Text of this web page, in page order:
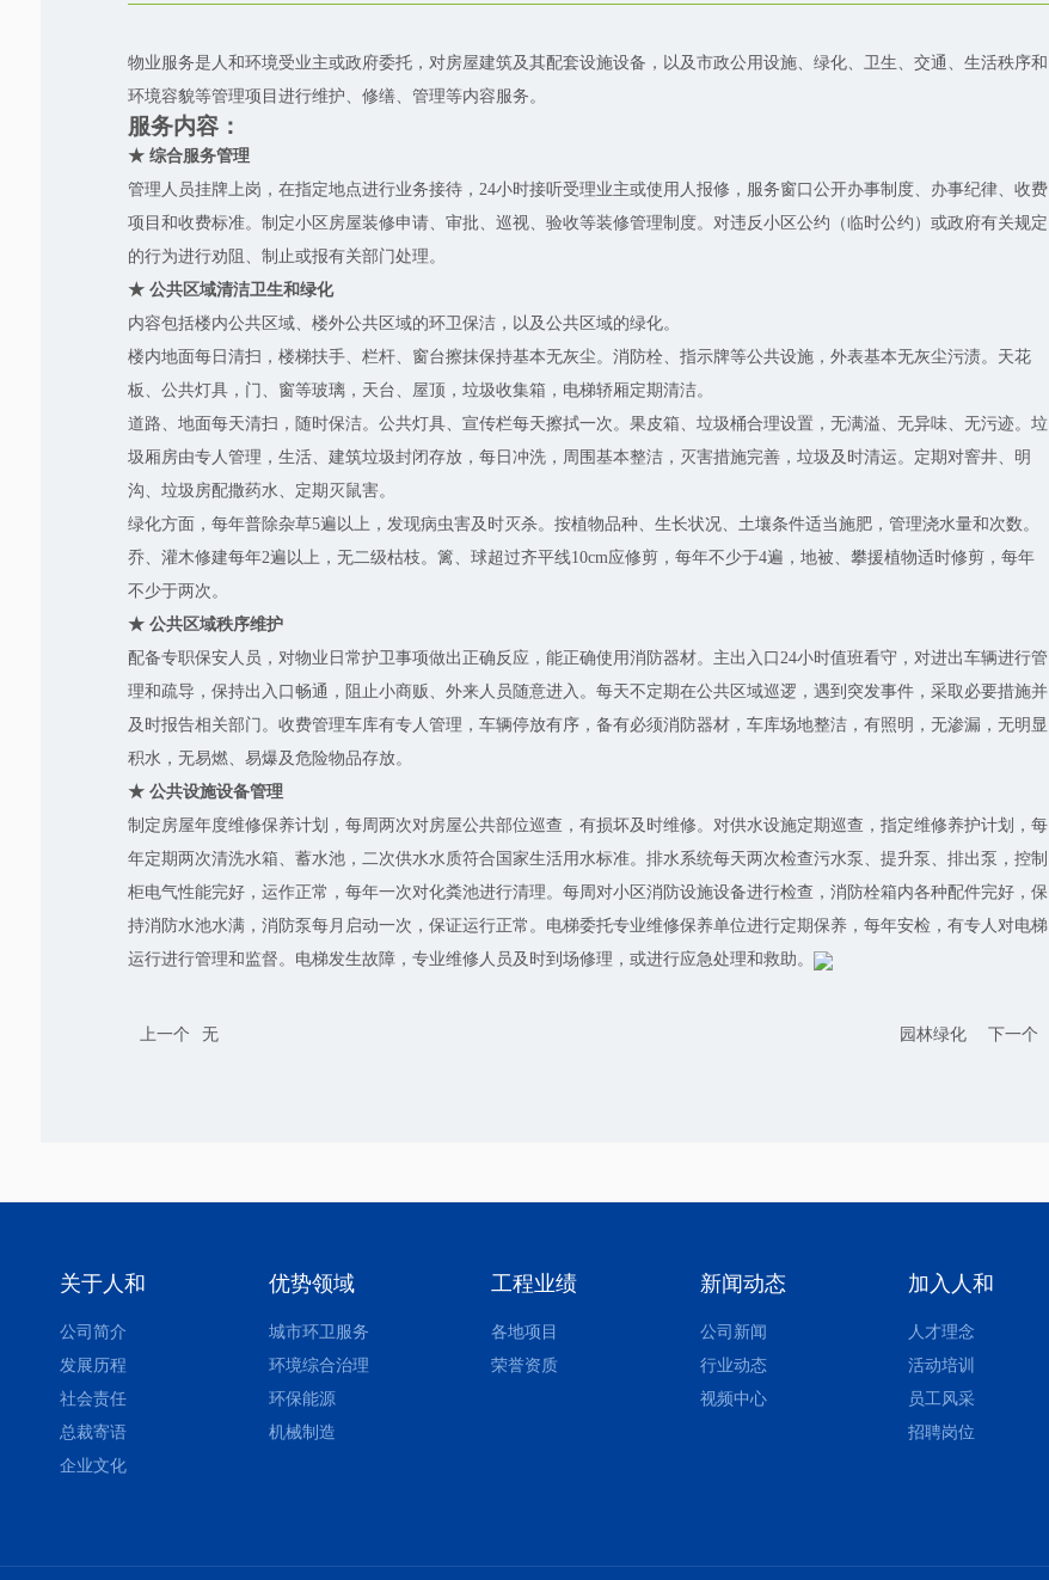
物业服务是人和环境受业主或政府委托，对房屋建筑及其配套设施设备，以及市政公用设施、绿化、卫生、交通、生活秩序和
环境容貌等管理项目进行维护、修缮、管理等内容服务。
服务内容：
★ 综合服务管理
管理人员挂牌上岗，在指定地点进行业务接待，24小时接听受理业主或使用人报修，服务窗口公开办事制度、办事纪律、收费
项目和收费标准。制定小区房屋装修申请、审批、巡视、验收等装修管理制度。对违反小区公约（临时公约）或政府有关规定
的行为进行劝阻、制止或报有关部门处理。
★ 公共区域清洁卫生和绿化
内容包括楼内公共区域、楼外公共区域的环卫保洁，以及公共区域的绿化。
楼内地面每日清扫，楼梯扶手、栏杆、窗台擦抹保持基本无灰尘。消防栓、指示牌等公共设施，外表基本无灰尘污渍。天花
板、公共灯具，门、窗等玻璃，天台、屋顶，垃圾收集箱，电梯轿厢定期清洁。
道路、地面每天清扫，随时保洁。公共灯具、宣传栏每天擦拭一次。果皮箱、垃圾桶合理设置，无满溢、无异味、无污迹。垃
圾厢房由专人管理，生活、建筑垃圾封闭存放，每日冲洗，周围基本整洁，灭害措施完善，垃圾及时清运。定期对窨井、明
沟、垃圾房配撒药水、定期灭鼠害。
绿化方面，每年普除杂草5遍以上，发现病虫害及时灭杀。按植物品种、生长状况、土壤条件适当施肥，管理浇水量和次数。
乔、灌木修建每年2遍以上，无二级枯枝。篱、球超过齐平线10cm应修剪，每年不少于4遍，地被、攀援植物适时修剪，每年
不少于两次。
★ 公共区域秩序维护
配备专职保安人员，对物业日常护卫事项做出正确反应，能正确使用消防器材。主出入口24小时值班看守，对进出车辆进行管
理和疏导，保持出入口畅通，阻止小商贩、外来人员随意进入。每天不定期在公共区域巡逻，遇到突发事件，采取必要措施并
及时报告相关部门。收费管理车库有专人管理，车辆停放有序，备有必须消防器材，车库场地整洁，有照明，无渗漏，无明显
积水，无易燃、易爆及危险物品存放。
★ 公共设施设备管理
制定房屋年度维修保养计划，每周两次对房屋公共部位巡查，有损坏及时维修。对供水设施定期巡查，指定维修养护计划，每
年定期两次清洗水箱、蓄水池，二次供水水质符合国家生活用水标准。排水系统每天两次检查污水泵、提升泵、排出泵，控制
柜电气性能完好，运作正常，每年一次对化粪池进行清理。每周对小区消防设施设备进行检查，消防栓箱内各种配件完好，保
持消防水池水满，消防泵每月启动一次，保证运行正常。电梯委托专业维修保养单位进行定期保养，每年安检，有专人对电梯
运行进行管理和监督。电梯发生故障，专业维修人员及时到场修理，或进行应急处理和救助。
上一个 无 园林绿化 下一个
关于人和
公司简介
发展历程
社会责任
总裁寄语
企业文化
优势领域
城市环卫服务
环境综合治理
环保能源
机械制造
工程业绩
各地项目
荣誉资质
新闻动态
公司新闻
行业动态
视频中心
加入人和
人才理念
活动培训
员工风采
招聘岗位